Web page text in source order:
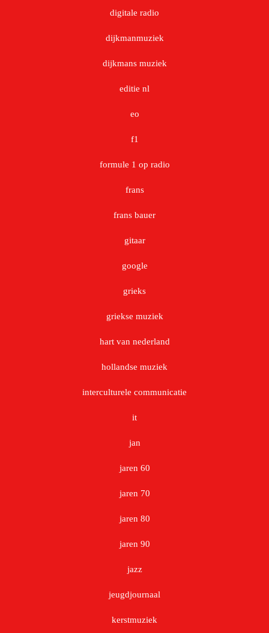
digitale radio
dijkmanmuziek
dijkmans muziek
editie nl
eo
f1
formule 1 op radio
frans
frans bauer
gitaar
google
grieks
griekse muziek
hart van nederland
hollandse muziek
interculturele communicatie
it
jan
jaren 60
jaren 70
jaren 80
jaren 90
jazz
jeugdjournaal
kerstmuziek